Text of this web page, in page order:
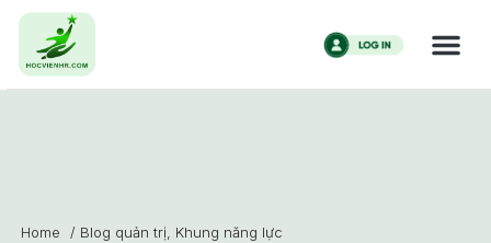
Home / Blog quản trị, Khung năng lực